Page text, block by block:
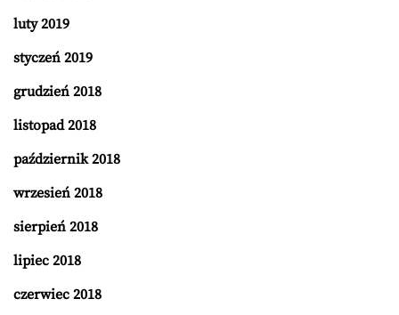
luty 2019
styczeń 2019
grudzień 2018
listopad 2018
październik 2018
wrzesień 2018
sierpień 2018
lipiec 2018
czerwiec 2018